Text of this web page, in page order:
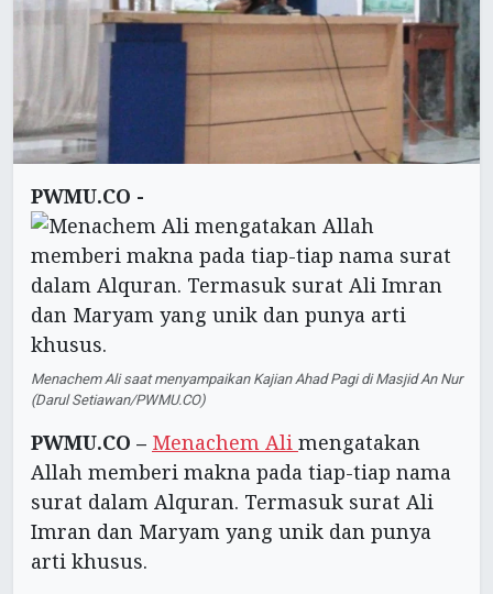
PWMU.CO -
Menachem Ali saat menyampaikan Kajian Ahad Pagi di Masjid An Nur
(Darul Setiawan/PWMU.CO)
PWMU.CO – Menachem Ali mengatakan
Allah memberi makna pada tiap-tiap nama
surat dalam Alquran. Termasuk surat Ali
Imran dan Maryam yang unik dan punya
arti khusus.